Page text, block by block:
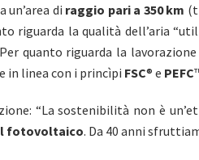
di raggio pari a 350 km
riguarda la qualità dell’aria
quanto riguarda la
in linea con i princìpi FSC® e PEFC
“La sostenibilità non è
fotovoltaico. Da 40 anni